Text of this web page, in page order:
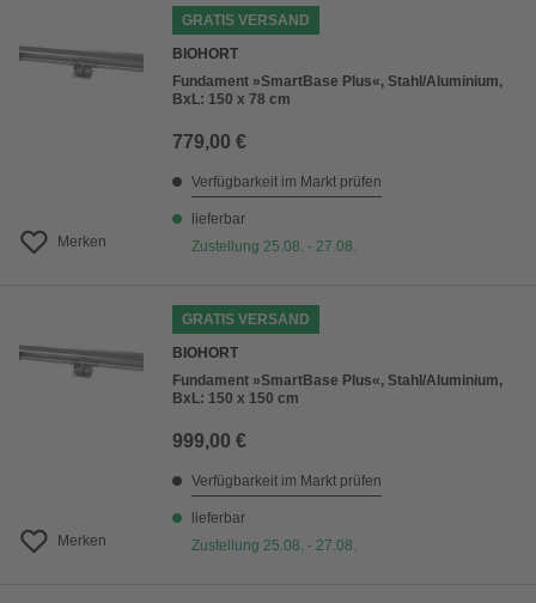
Merken
GRATIS VERSAND
BIOHORT
Fundament »SmartBase Plus«, Stahl/Aluminium,
BxL: 150 x 78 cm
779,00 €
Verfügbarkeit im Markt prüfen
lieferbar
Zustellung 25.08. - 27.08.
Merken
GRATIS VERSAND
BIOHORT
Fundament »SmartBase Plus«, Stahl/Aluminium,
BxL: 150 x 150 cm
999,00 €
Verfügbarkeit im Markt prüfen
lieferbar
Zustellung 25.08. - 27.08.